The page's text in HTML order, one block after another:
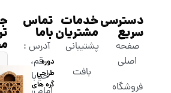
دسترسی
سریع
صفحه
اصلی
فروشگاه
خدمات
مشتریان
پشتیبانی
بافت
تماس
باما
آدرس :
قم،
خیابان
دوره
طراحی
گره های